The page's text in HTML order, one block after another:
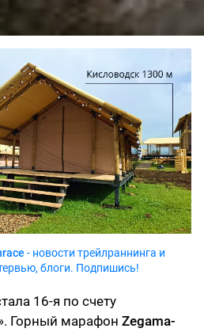
- новости трейлраннинга и
блоги. Подпишись!
16-я по счету
Горный марафон Zegama-